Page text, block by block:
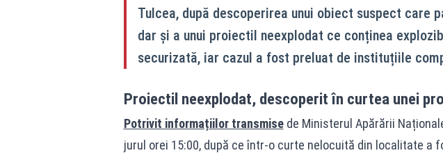
Tulcea, după descoperirea unui obiect suspect care
dar și a unui proiectil neexplodat ce conținea
securizată, iar cazul a fost preluat de instituțiile
Proiectil neexplodat, descoperit în curtea unei
Potrivit informațiilor transmisede Ministerul Apărării
jurul orei 15:00, după ce într-o curte nelocuită din localitate a